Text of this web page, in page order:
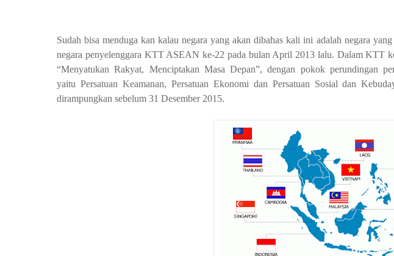
Sudah bisa menduga kan kalau negara yang akan dibahas kali ini adalah negara
negara penyelenggara KTT ASEAN ke-22 pada bulan April 2013 lalu. Dalam KTT
“Menyatukan Rakyat, Menciptakan Masa Depan”, dengan pokok perundingan
yaitu Persatuan Keamanan, Persatuan Ekonomi dan Persatuan Sosial dan
dirampungkan sebelum 31 Desember 2015.